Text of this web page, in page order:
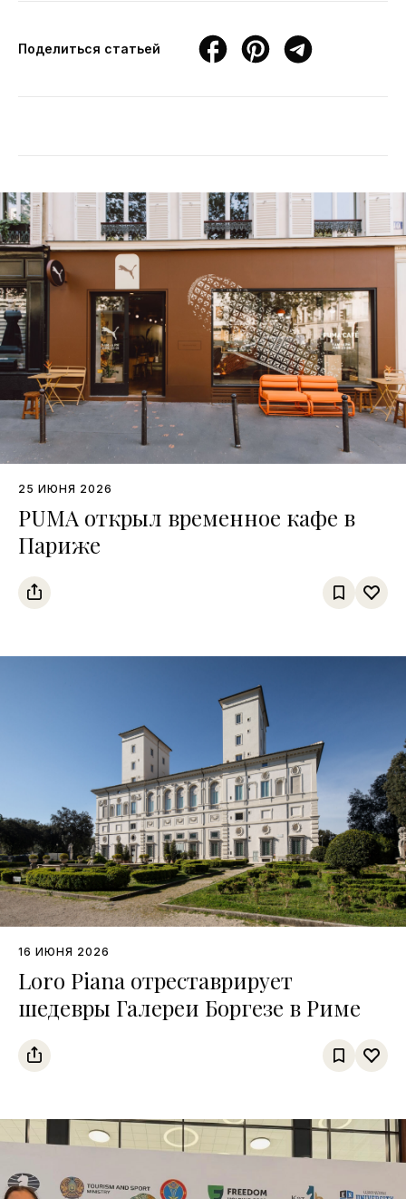
Поделиться статьей
25 ИЮНЯ 2026
PUMA открыл временное кафе в
Париже
16 ИЮНЯ 2026
Loro Piana отреставрирует
шедевры Галереи Боргезе в Риме